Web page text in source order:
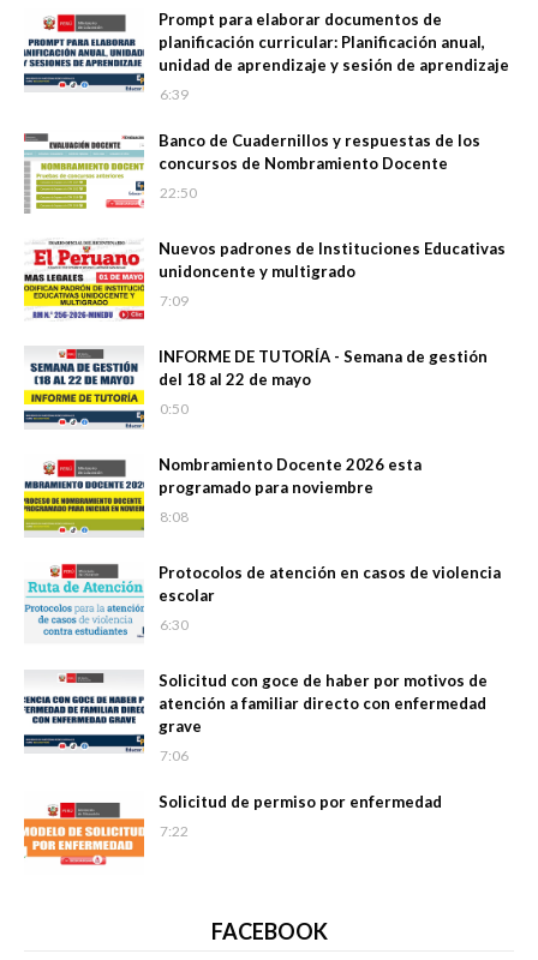
Prompt para elaborar documentos de
planificación curricular: Planificación anual,
unidad de aprendizaje y sesión de aprendizaje
6:39
Banco de Cuadernillos y respuestas de los
concursos de Nombramiento Docente
22:50
Nuevos padrones de Instituciones Educativas
unidoncente y multigrado
7:09
INFORME DE TUTORÍA - Semana de gestión
del 18 al 22 de mayo
0:50
Nombramiento Docente 2026 esta
programado para noviembre
8:08
Protocolos de atención en casos de violencia
escolar
6:30
Solicitud con goce de haber por motivos de
atención a familiar directo con enfermedad
grave
7:06
Solicitud de permiso por enfermedad
7:22
FACEBOOK